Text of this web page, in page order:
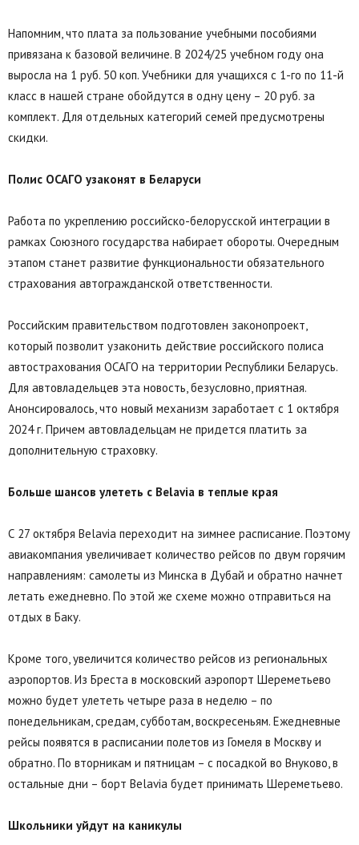
Напомним, что плата за пользование учебными пособиями
привязана к базовой величине. В 2024/25 учебном году она
выросла на 1 руб. 50 коп. Учебники для учащихся с 1-го по 11-й
класс в нашей стране обойдутся в одну цену – 20 руб. за
комплект. Для отдельных категорий семей предусмотрены
скидки.
Полис ОСАГО узаконят в Беларуси
Работа по укреплению российско-белорусской интеграции в
рамках Союзного государства набирает обороты. Очередным
этапом станет развитие функциональности обязательного
страхования автогражданской ответственности.
Российским правительством подготовлен законопроект,
который позволит узаконить действие российского полиса
автострахования ОСАГО на территории Республики Беларусь.
Для автовладельцев эта новость, безусловно, приятная.
Анонсировалось, что новый механизм заработает с 1 октября
2024 г. Причем автовладельцам не придется платить за
дополнительную страховку.
Больше шансов улететь с Belavia в теплые края
С 27 октября Belavia переходит на зимнее расписание. Поэтому
авиакомпания увеличивает количество рейсов по двум горячим
направлениям: самолеты из Минска в Дубай и обратно начнет
летать ежедневно. По этой же схеме можно отправиться на
отдых в Баку.
Кроме того, увеличится количество рейсов из региональных
аэропортов. Из Бреста в московский аэропорт Шереметьево
можно будет улететь четыре раза в неделю – по
понедельникам, средам, субботам, воскресеньям. Ежедневные
рейсы появятся в расписании полетов из Гомеля в Москву и
обратно. По вторникам и пятницам – с посадкой во Внуково, в
остальные дни – борт Belavia будет принимать Шереметьево.
Школьники уйдут на каникулы